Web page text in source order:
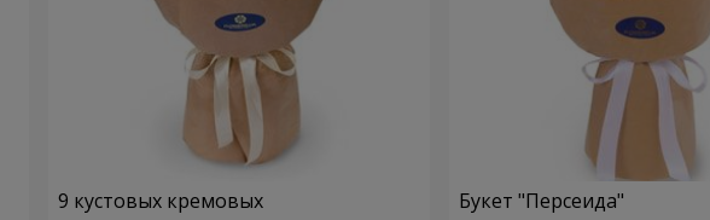
9 кустовых кремовых Букет "Персеида"